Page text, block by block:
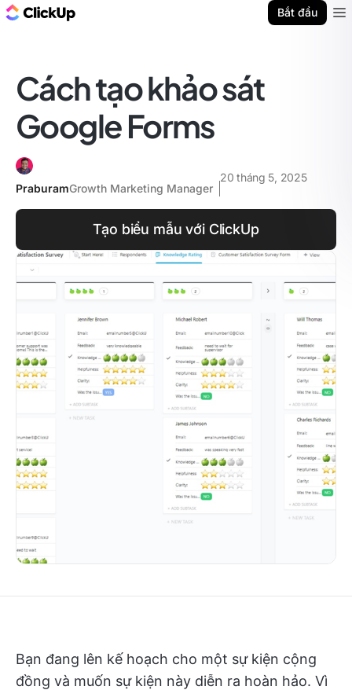
Bắt đầu
Cách tạo khảo sát
Google Forms
PraburamGrowth Marketing Manager
20 tháng 5, 2025
Tạo biểu mẫu với ClickUp
Bạn đang lên kế hoạch cho một sự kiện cộng
đồng và muốn sự kiện này diễn ra hoàn hảo. Vì